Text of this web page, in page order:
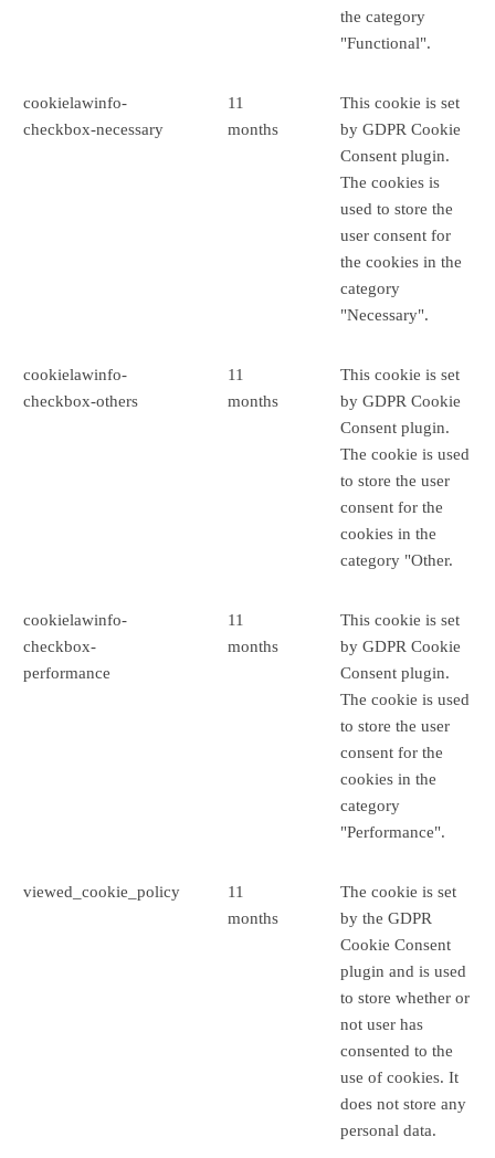
the category
"Functional".
cookielawinfo-
checkbox-necessary
11
months
This cookie is set
by GDPR Cookie
Consent plugin.
The cookies is
used to store the
user consent for
the cookies in the
category
"Necessary".
cookielawinfo-
checkbox-others
11
months
This cookie is set
by GDPR Cookie
Consent plugin.
The cookie is used
to store the user
consent for the
cookies in the
category "Other.
cookielawinfo-
checkbox-
performance
11
months
This cookie is set
by GDPR Cookie
Consent plugin.
The cookie is used
to store the user
consent for the
cookies in the
category
"Performance".
viewed_cookie_policy
11
months
The cookie is set
by the GDPR
Cookie Consent
plugin and is used
to store whether or
not user has
consented to the
use of cookies. It
does not store any
personal data.